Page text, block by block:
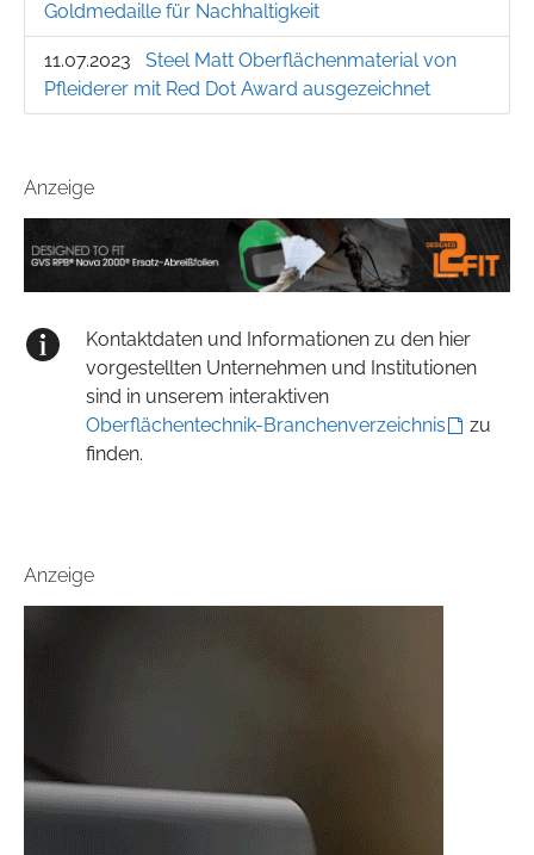
Goldmedaille für Nachhaltigkeit
11.07.2023
Steel Matt Oberflächenmaterial von
Pfleiderer mit Red Dot Award ausgezeichnet
Anzeige
Kontaktdaten und Informationen zu den hier
vorgestellten Unternehmen und Institutionen
sind in unserem interaktiven
Oberflächentechnik-Branchenverzeichnis
zu
finden.
Anzeige